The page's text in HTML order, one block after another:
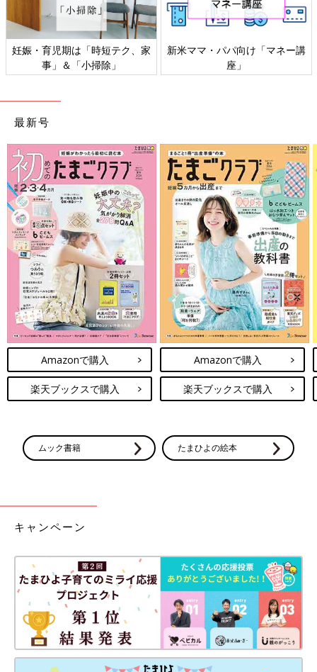
感染症対策、いますぐできるこ
と
「もしものときの」赤ちゃん・
家族の防災
最新号
Amazonで購入
楽天ブックスで購入
Amazonで購入
楽天ブックスで購入
ムック書籍 たまひよの絵本
キャンペーン